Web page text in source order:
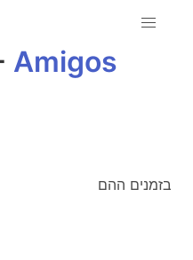
Amigos
בזמנים ההם